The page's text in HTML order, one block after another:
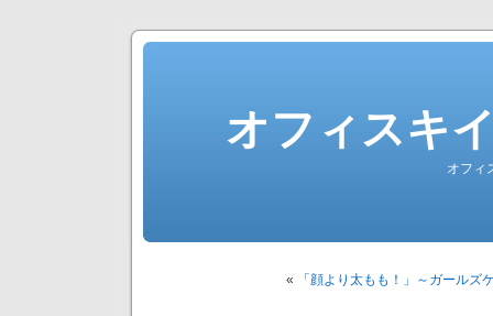
オフィスキ
オフィ
« 「顔より太もも！」～ガール